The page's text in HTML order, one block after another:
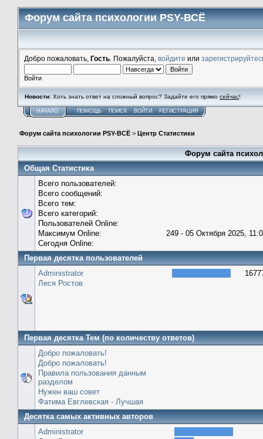
Форум сайта психологии PSY-ВСЁ
Добро пожаловать, Гость . Пожалуйста, войдите или
Войти
Новости: Хоть знать ответ на сложный вопрос? Задайте его прямо сейчас!
НАЧАЛО ПОМОЩЬ ПОИСК ВОЙТИ РЕГИСТРАЦИЯ
Форум сайта психологии PSY-ВСЁ > Центр Статистики
Форум сайта
Общая Статистика
Всего пользователей:
Всего сообщений:
Всего тем:
Всего категорий:
Пользователей Online:
Максимум Online:
249 - 05 Октября 2025,
Сегодня Online:
Первая десятка пользователей
Administrator
Леся Ростов
Первая десятка Тем (по количеству ответов)
Добро пожаловать!
Добро пожаловать!
Правила пользования данным
разделом
Нужен ваш совет
Фатима Евглевская - Лучшая
Десятка самых активных авторов
Administrator